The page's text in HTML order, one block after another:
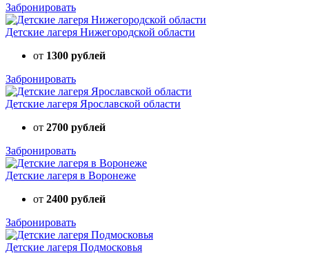
Забронировать
Детские лагеря Нижегородской области
от 1300 рублей
Забронировать
Детские лагеря Ярославской области
от 2700 рублей
Забронировать
Детские лагеря в Воронеже
от 2400 рублей
Забронировать
Детские лагеря Подмосковья